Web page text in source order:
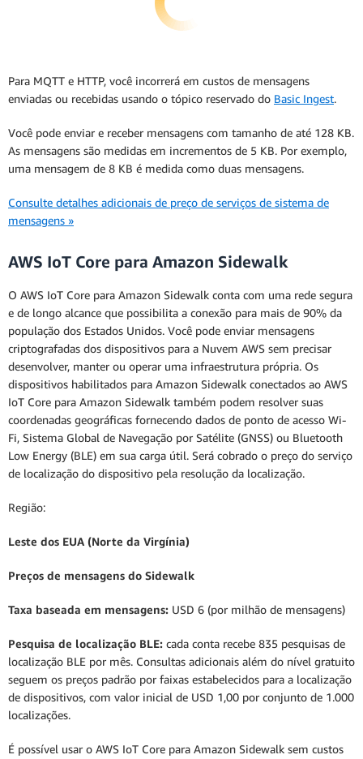
Para MQTT e HTTP, você incorrerá em custos de mensagens
enviadas ou recebidas usando o tópico reservado do Basic Ingest.
Você pode enviar e receber mensagens com tamanho de até 128 KB.
As mensagens são medidas em incrementos de 5 KB. Por exemplo,
uma mensagem de 8 KB é medida como duas mensagens.
Consulte detalhes adicionais de preço de serviços de sistema de
mensagens »
AWS IoT Core para Amazon Sidewalk
O AWS IoT Core para Amazon Sidewalk conta com uma rede segura
e de longo alcance que possibilita a conexão para mais de 90% da
população dos Estados Unidos. Você pode enviar mensagens
criptografadas dos dispositivos para a Nuvem AWS sem precisar
desenvolver, manter ou operar uma infraestrutura própria. Os
dispositivos habilitados para Amazon Sidewalk conectados ao AWS
IoT Core para Amazon Sidewalk também podem resolver suas
coordenadas geográficas fornecendo dados de ponto de acesso Wi-
Fi, Sistema Global de Navegação por Satélite (GNSS) ou Bluetooth
Low Energy (BLE) em sua carga útil. Será cobrado o preço do serviço
de localização do dispositivo pela resolução da localização.
Região:
Leste dos EUA (Norte da Virgínia)
Preços de mensagens do Sidewalk
Taxa baseada em mensagens: USD 6 (por milhão de mensagens)
Pesquisa de localização BLE: cada conta recebe 835 pesquisas de
localização BLE por mês. Consultas adicionais além do nível gratuito
seguem os preços padrão por faixas estabelecidos para a localização
de dispositivos, com valor inicial de USD 1,00 por conjunto de 1.000
localizações.
É possível usar o AWS IoT Core para Amazon Sidewalk sem custos